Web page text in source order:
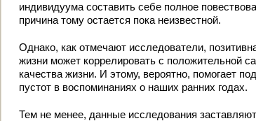
индивидуума составить себе полное
причина тому остается пока неизвестной.
Однако, как отмечают исследователи,
жизни может коррелировать с положительной
качества жизни. И этому, вероятно, помогает
пустот в воспоминаниях о наших ранних годах.
Тем не менее, данные исследования